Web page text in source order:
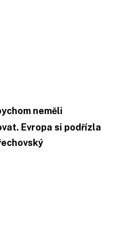
neměli
Evropa si podřízla